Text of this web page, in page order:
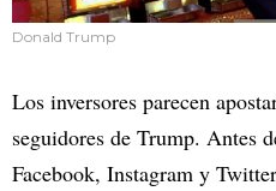
Donald Trump
Los inversores parecen
seguidores de Trump. Antes
Facebook, Instagram y